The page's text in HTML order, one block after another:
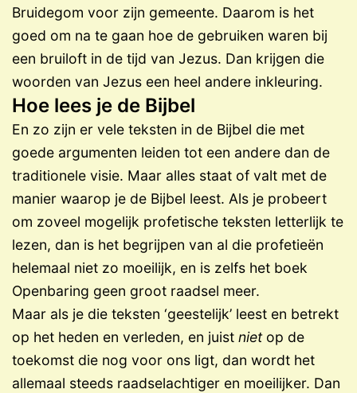
Bruidegom voor zijn gemeente. Daarom is het
goed om na te gaan hoe de gebruiken waren bij
een bruiloft in de tijd van Jezus. Dan krijgen die
woorden van Jezus een heel andere inkleuring.
Hoe lees je de Bijbel
En zo zijn er vele teksten in de Bijbel die met
goede argumenten leiden tot een andere dan de
traditionele visie. Maar alles staat of valt met de
manier waarop je de Bijbel leest. Als je probeert
om zoveel mogelijk profetische teksten letterlijk te
lezen, dan is het begrijpen van al die profetieën
helemaal niet zo moeilijk, en is zelfs het boek
Openbaring geen groot raadsel meer.
Maar als je die teksten ‘geestelijk’ leest en betrekt
op het heden en verleden, en juist nietop de
toekomst die nog voor ons ligt, dan wordt het
allemaal steeds raadselachtiger en moeilijker. Dan